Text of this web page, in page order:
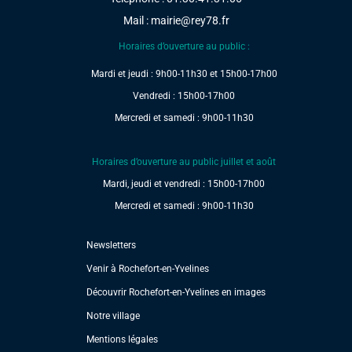
Mail : mairie@rey78.fr
Horaires d’ouverture au public :
Mardi et jeudi : 9h00-11h30 et 15h00-17h00
Vendredi : 15h00-17h00
Mercredi et samedi : 9h00-11h30
Horaires d’ouverture au public juillet et août
Mardi, jeudi et vendredi : 15h00-17h00
Mercredi et samedi : 9h00-11h30
Newsletters
Venir à Rochefort-en-Yvelines
Découvrir Rochefort-en-Yvelines en images
Notre village
Mentions légales